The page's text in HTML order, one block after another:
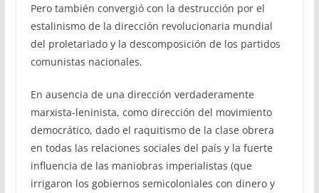
Pero también convergió con la destrucción por el
estalinismo de la dirección revolucionaria mundial
del proletariado y la descomposición de los partidos
comunistas nacionales.
En ausencia de una dirección verdaderamente
marxista-leninista, como dirección del movimiento
democrático, dado el raquitismo de la clase obrera
en todas las relaciones sociales del país y la fuerte
influencia de las maniobras imperialistas (que
irrigaron los gobiernos semicoloniales con dinero y